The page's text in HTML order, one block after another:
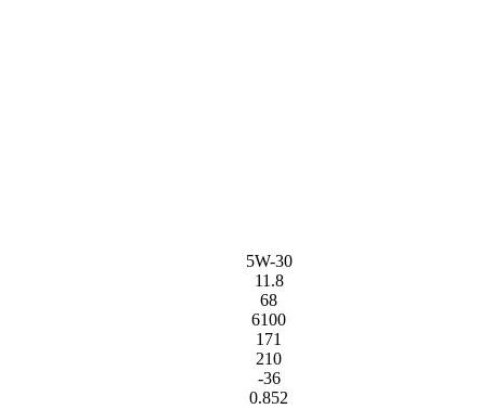
5W-30
11.8
68
6100
171
210
-36
0.852